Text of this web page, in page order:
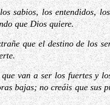
sabios, los entendidos,
que Dios quiere.
que el destino de los
van a ser los fuertes y
bajas; no creáis que sus